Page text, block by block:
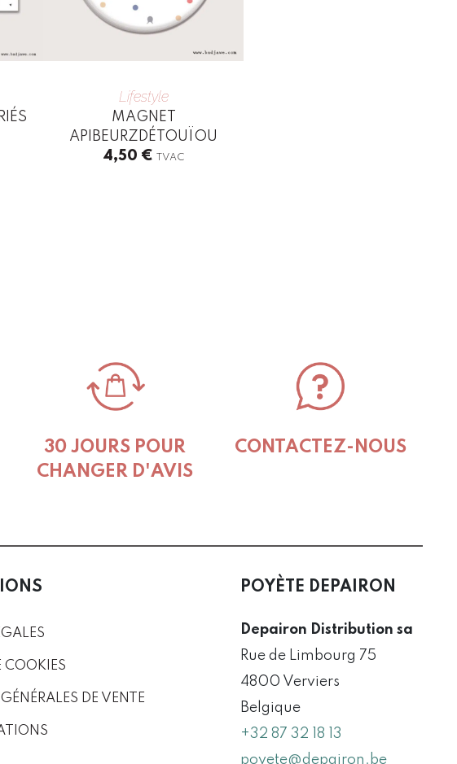
Lifestyle
MAGNET
APIBEURZDÉTOUÏOU
4,50 € TVAC
30 JOURS POUR
CHANGER D'AVIS
CONTACTEZ-NOUS
COOKIES
DE VENTE
POYÈTE DEPAIRON
Depairon Distribution sa
Rue de Limbourg 75
4800 Verviers
Belgique
+32 87 32 18 13
poyete@depairon.be